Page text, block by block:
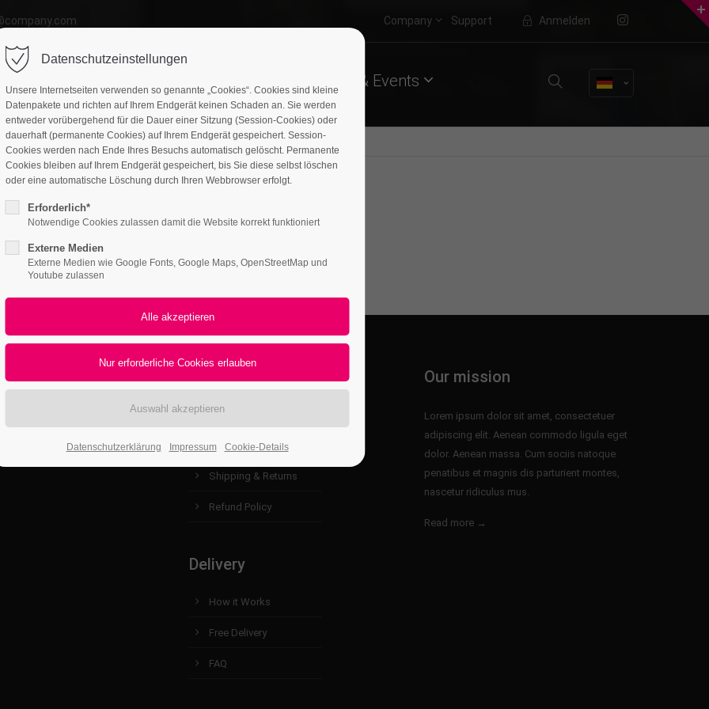
dolor sit amet:
/ 365days
support for our customers
8:00am - 5:00pm(GMT +1)
Cybersteel Inc.
376-293 City Road, Suite 600
San Francisco, CA 94102
Have any questions?
+44 1234 567 890
Lorem ipsum dolor sit amet,
Company Support Anmelden
News & Events
2 /v7
Useful Links
Contact us
Help & About us
Shipping & Returns
Refund Policy
Delivery
How it Works
Free Delivery
FAQ
Our mission
Lorem ipsum dolor sit amet, consectetuer
adipiscing elit. Aenean commodo ligula eget
dolor. Aenean massa. Cum sociis natoque
penatibus et magnis dis parturient montes,
nascetur ridiculus mus.
Read more →
Datenschutzeinstellungen
Unsere Internetseiten verwenden so genannte „Cookies“. Cookies sind kleine
Datenpakete und richten auf Ihrem Endgerät keinen Schaden an. Sie werden
entweder vorübergehend für die Dauer einer Sitzung (Session-Cookies) oder
dauerhaft (permanente Cookies) auf Ihrem Endgerät gespeichert. Session-
Cookies werden nach Ende Ihres Besuchs automatisch gelöscht. Permanente
Cookies bleiben auf Ihrem Endgerät gespeichert, bis Sie diese selbst löschen
oder eine automatische Löschung durch Ihren Webbrowser erfolgt.
Erforderlich*
Notwendige Cookies zulassen damit die Website korrekt funktioniert
Externe Medien
Externe Medien wie Google Fonts, Google Maps, OpenStreetMap und
Youtube zulassen
Datenschutzerklärung Impressum Cookie-Details